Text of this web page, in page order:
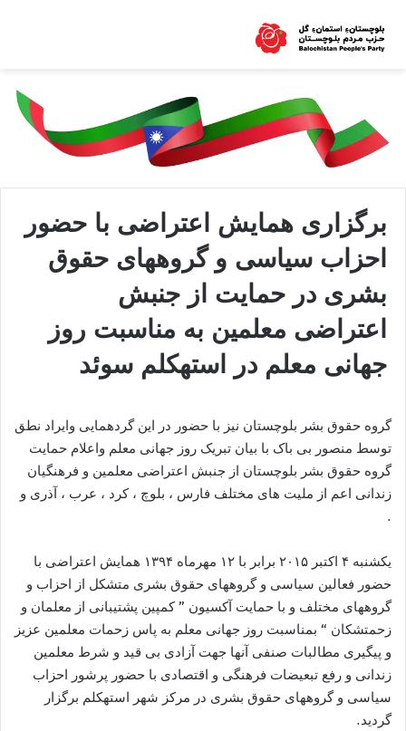
برگزاری همایش اعتراضی با حضور
احزاب سیاسی و گروههای حقوق
بشری در حمایت از جنبش
اعتراضی معلمین به مناسبت روز
جهانی معلم در استهکلم سوئد
گروه حقوق بشر بلوچستان نیز با حضور در این گردهمایی وایراد نطق
توسط منصور بی باک با بیان تبریک روز جهانی معلم واعلام حمایت
گروه حقوق بشر بلوچستان از جنبش اعتراضی معلمین و فرهنگیان
زندانی اعم از ملیت های مختلف فارس ، بلوچ ، کرد ، عرب ، آذری و
.
یکشنبه ۴ اکتبر ۲۰۱۵ برابر با ۱۲ مهرماه ۱۳۹۴ همایش اعتراضی با
حضور فعالین سیاسی و گروههای حقوق بشری متشکل از احزاب و
گروههای مختلف و با حمایت آکسیون ” کمپین پشتیبانی از معلمان و
زحمتشکان “‌ بمناسبت روز جهانی معلم به پاس زحمات معلمین عزیز
و پیگیری مطالبات صنفی آنها جهت آزادی بی قید و شرط معلمین
زندانی و رفع تبعیضات فرهنگی و اقتصادی با حضور پرشور احزاب
سیاسی و گروههای حقوق بشری در مرکز شهر استهکلم برگزار
گردید.